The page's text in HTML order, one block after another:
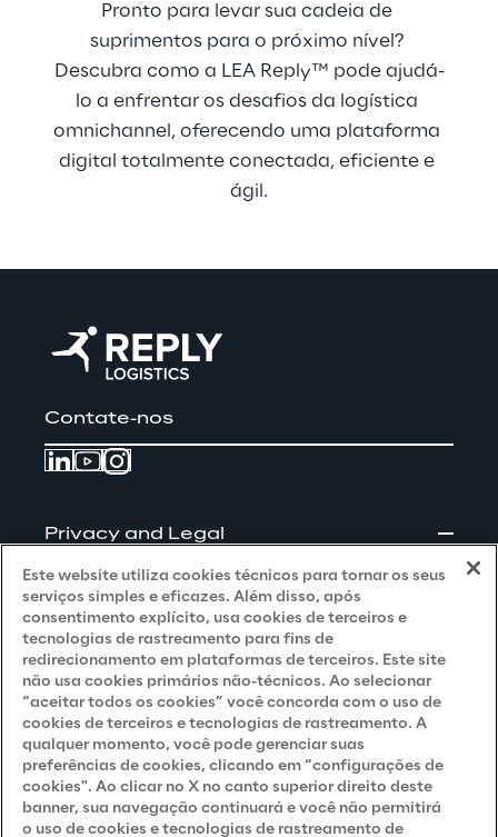
Pronto para levar sua cadeia de
suprimentos para o próximo nível?
Descubra como a LEA Reply™ pode ajudá-
lo a enfrentar os desafios da logística
omnichannel, oferecendo uma plataforma
digital totalmente conectada, eficiente e
ágil.
Contate-nos
Privacy and Legal
Privacy Notice(Client - LGPD)
Privacy Notice(Client - GDPR)
Privacy Notice(Supplier - LGPD)
Privacy Notice(Supplier - GDPR)
Privacy Notice(Candidate - LGPD)
Privacy Notice (Candidate - GDPR)
Este website utiliza cookies técnicos para tornar os seus
serviços simples e eficazes. Além disso, após
consentimento explícito, usa cookies de terceiros e
tecnologias de rastreamento para fins de
redirecionamento em plataformas de terceiros. Este site
não usa cookies primários não-técnicos. Ao selecionar
“aceitar todos os cookies” você concorda com o uso de
cookies de terceiros e tecnologias de rastreamento. A
qualquer momento, você pode gerenciar suas
preferências de cookies, clicando em “configurações de
cookies". Ao clicar no X no canto superior direito deste
banner, sua navegação continuará e você não permitirá
o uso de cookies e tecnologias de rastreamento de